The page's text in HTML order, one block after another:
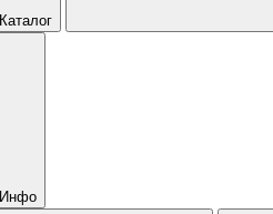
Каталог
Инфо